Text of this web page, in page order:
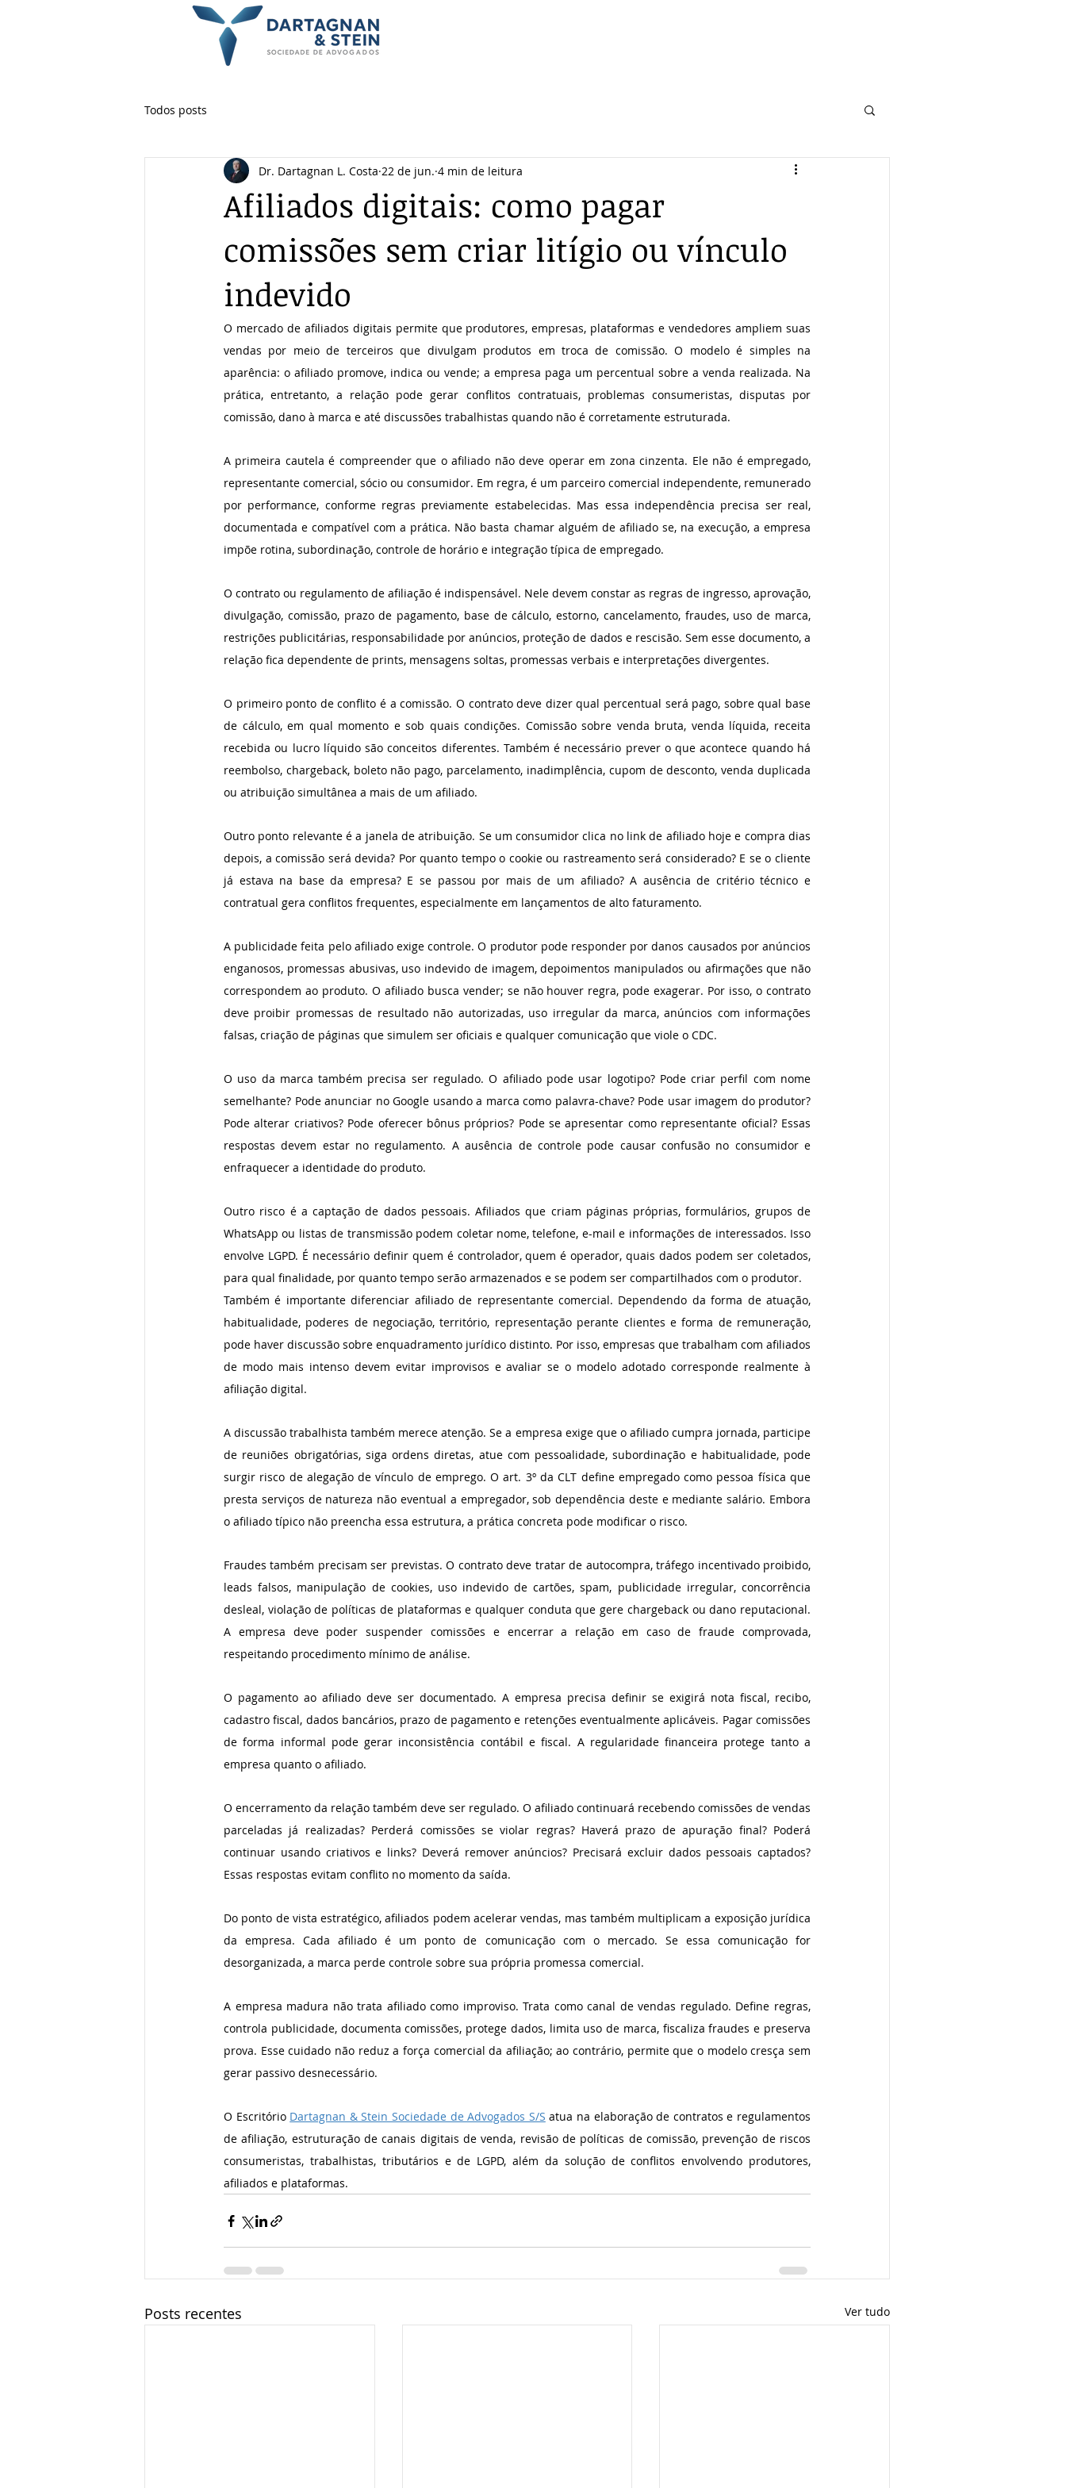
Todos posts
Afiliados digitais: como pagar
comissões sem criar litígio ou vínculo
indevido
Dr. Dartagnan L. Costa 22 de jun. 4 min de leitura
O mercado de afiliados digitais permite que produtores, empresas, plataformas e vendedores ampliem suas
vendas por meio de terceiros que divulgam produtos em troca de comissão. O modelo é simples na
aparência: o afiliado promove, indica ou vende; a empresa paga um percentual sobre a venda realizada. Na
prática, entretanto, a relação pode gerar conflitos contratuais, problemas consumeristas, disputas por
comissão, dano à marca e até discussões trabalhistas quando não é corretamente estruturada.
A primeira cautela é compreender que o afiliado não deve operar em zona cinzenta. Ele não é empregado,
representante comercial, sócio ou consumidor. Em regra, é um parceiro comercial independente, remunerado
por performance, conforme regras previamente estabelecidas. Mas essa independência precisa ser real,
documentada e compatível com a prática. Não basta chamar alguém de afiliado se, na execução, a empresa
impõe rotina, subordinação, controle de horário e integração típica de empregado.
O contrato ou regulamento de afiliação é indispensável. Nele devem constar as regras de ingresso, aprovação,
divulgação, comissão, prazo de pagamento, base de cálculo, estorno, cancelamento, fraudes, uso de marca,
restrições publicitárias, responsabilidade por anúncios, proteção de dados e rescisão. Sem esse documento, a
relação fica dependente de prints, mensagens soltas, promessas verbais e interpretações divergentes.
O primeiro ponto de conflito é a comissão. O contrato deve dizer qual percentual será pago, sobre qual base
de cálculo, em qual momento e sob quais condições. Comissão sobre venda bruta, venda líquida, receita
recebida ou lucro líquido são conceitos diferentes. Também é necessário prever o que acontece quando há
reembolso, chargeback, boleto não pago, parcelamento, inadimplência, cupom de desconto, venda duplicada
ou atribuição simultânea a mais de um afiliado.
Outro ponto relevante é a janela de atribuição. Se um consumidor clica no link de afiliado hoje e compra dias
depois, a comissão será devida? Por quanto tempo o cookie ou rastreamento será considerado? E se o cliente
já estava na base da empresa? E se passou por mais de um afiliado? A ausência de critério técnico e
contratual gera conflitos frequentes, especialmente em lançamentos de alto faturamento.
A publicidade feita pelo afiliado exige controle. O produtor pode responder por danos causados por anúncios
enganosos, promessas abusivas, uso indevido de imagem, depoimentos manipulados ou afirmações que não
correspondem ao produto. O afiliado busca vender; se não houver regra, pode exagerar. Por isso, o contrato
deve proibir promessas de resultado não autorizadas, uso irregular da marca, anúncios com informações
falsas, criação de páginas que simulem ser oficiais e qualquer comunicação que viole o CDC.
O uso da marca também precisa ser regulado. O afiliado pode usar logotipo? Pode criar perfil com nome
semelhante? Pode anunciar no Google usando a marca como palavra-chave? Pode usar imagem do produtor?
Pode alterar criativos? Pode oferecer bônus próprios? Pode se apresentar como representante oficial? Essas
respostas devem estar no regulamento. A ausência de controle pode causar confusão no consumidor e
enfraquecer a identidade do produto.
Outro risco é a captação de dados pessoais. Afiliados que criam páginas próprias, formulários, grupos de
WhatsApp ou listas de transmissão podem coletar nome, telefone, e-mail e informações de interessados. Isso
envolve LGPD. É necessário definir quem é controlador, quem é operador, quais dados podem ser coletados,
para qual finalidade, por quanto tempo serão armazenados e se podem ser compartilhados com o produtor.
Também é importante diferenciar afiliado de representante comercial. Dependendo da forma de atuação,
habitualidade, poderes de negociação, território, representação perante clientes e forma de remuneração,
pode haver discussão sobre enquadramento jurídico distinto. Por isso, empresas que trabalham com afiliados
de modo mais intenso devem evitar improvisos e avaliar se o modelo adotado corresponde realmente à
afiliação digital.
A discussão trabalhista também merece atenção. Se a empresa exige que o afiliado cumpra jornada, participe
de reuniões obrigatórias, siga ordens diretas, atue com pessoalidade, subordinação e habitualidade, pode
surgir risco de alegação de vínculo de emprego. O art. 3º da CLT define empregado como pessoa física que
presta serviços de natureza não eventual a empregador, sob dependência deste e mediante salário. Embora
o afiliado típico não preencha essa estrutura, a prática concreta pode modificar o risco.
Fraudes também precisam ser previstas. O contrato deve tratar de autocompra, tráfego incentivado proibido,
leads falsos, manipulação de cookies, uso indevido de cartões, spam, publicidade irregular, concorrência
desleal, violação de políticas de plataformas e qualquer conduta que gere chargeback ou dano reputacional.
A empresa deve poder suspender comissões e encerrar a relação em caso de fraude comprovada,
respeitando procedimento mínimo de análise.
O pagamento ao afiliado deve ser documentado. A empresa precisa definir se exigirá nota fiscal, recibo,
cadastro fiscal, dados bancários, prazo de pagamento e retenções eventualmente aplicáveis. Pagar comissões
de forma informal pode gerar inconsistência contábil e fiscal. A regularidade financeira protege tanto a
empresa quanto o afiliado.
O encerramento da relação também deve ser regulado. O afiliado continuará recebendo comissões de vendas
parceladas já realizadas? Perderá comissões se violar regras? Haverá prazo de apuração final? Poderá
continuar usando criativos e links? Deverá remover anúncios? Precisará excluir dados pessoais captados?
Essas respostas evitam conflito no momento da saída.
Do ponto de vista estratégico, afiliados podem acelerar vendas, mas também multiplicam a exposição jurídica
da empresa. Cada afiliado é um ponto de comunicação com o mercado. Se essa comunicação for
desorganizada, a marca perde controle sobre sua própria promessa comercial.
A empresa madura não trata afiliado como improviso. Trata como canal de vendas regulado. Define regras,
controla publicidade, documenta comissões, protege dados, limita uso de marca, fiscaliza fraudes e preserva
prova. Esse cuidado não reduz a força comercial da afiliação; ao contrário, permite que o modelo cresça sem
gerar passivo desnecessário.
O Escritório Dartagnan & Stein Sociedade de Advogados S/S atua na elaboração de contratos e regulamentos
de afiliação, estruturação de canais digitais de venda, revisão de políticas de comissão, prevenção de riscos
consumeristas, trabalhistas, tributários e de LGPD, além da solução de conflitos envolvendo produtores,
afiliados e plataformas.
Posts recentes Ver tudo